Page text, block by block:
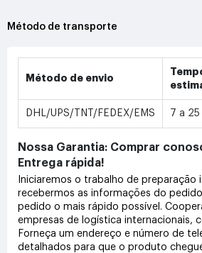
Método de transporte
Método de envio
DHL/UPS/TNT/FEDEX/EMS 7 a
Nossa Garantia: Comprar
Entrega rápida!
Iniciaremos o trabalho de preparação
recebermos as informações do
pedido o mais rápido possível.
empresas de logística internacionais,
Forneça um endereço e número de
detalhados para que o produto